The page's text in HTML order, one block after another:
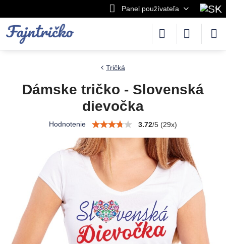
Panel používateľa
Tričká
Dámske tričko - Slovenská
dievočka
Hodnotenie 3.72/5 (29x)